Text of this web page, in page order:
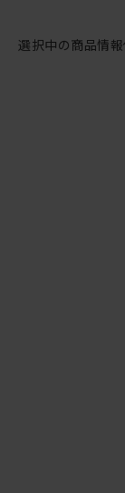
選択中の商品情報